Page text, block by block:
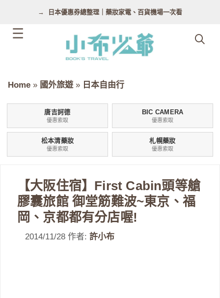
日本優惠券總整理｜藥妝家電、百貨機場一次看
Home » 國外旅遊 » 日本自由行
唐吉訶德
優惠索取
BIC CAMERA
優惠索取
松本清藥妝
優惠索取
札幌藥妝
優惠索取
【大阪住宿】First Cabin頭等艙
膠囊旅館 御堂筋難波~東京、福
岡、京都都有分店喔!
2014/11/28 作者: 許小布